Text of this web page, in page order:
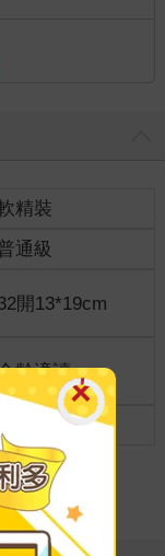
精裝
通級
開13*19cm
齡適讀
人員考試